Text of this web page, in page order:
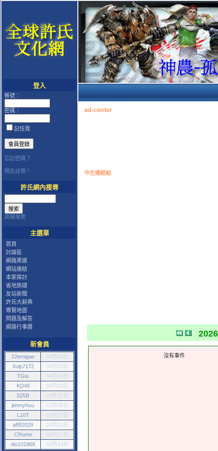
登入
帳號：
密碼：
記住我
忘記密碼？
現在註冊！
許氏網內搜尋
高級搜索
主選單
首頁
討論區
網路票選
網站連結
本家探討
省地族譜
友站新聞
許氏大辭典
導覽地圖
問題及解答
網路行事曆
新會員
JJernigan
04月10日
Xulp7172
04月10日
TGiu
04月04日
KD48
04月03日
S25B
03月31日
jimmyhsu
03月30日
L16T
03月27日
a882029
03月23日
CRome
03月21日
dio101868
03月19日
ad-center
中左連結組
沒有事件